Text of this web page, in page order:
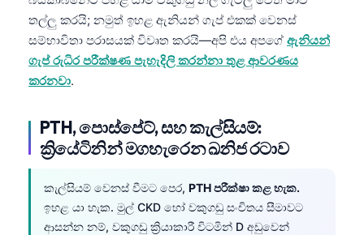
තල්ලු කරයි; නමුත් ඉහළ ඇනියන් ගැප් එකක් වෙනස්
සම්භාවිතා පරාසයක් විවෘත කරයි—අපි එය අපගේ ඇනියන්
ගැප් රුධිර පරීක්ෂණ පැහැදිලි කරන්නා තුළ ආවරණය
කරනවා.
PTH, පොස්පේට්, සහ කැල්සියම්:
ක්‍රියේටිනින් මගහැරෙන ඛනිජ රටාව
කැල්සියම් වෙනස් වීමට පෙර, PTH පරීක්ෂා කළ හැක.
ඉහළ යා හැක. මුල් CKD හෝ වකුගඩු සංචිතය සීමාවට
ආසන්න නම්, වකුගඩු ක්‍රියාකාරී විටමින් D අඩුවෙන්
Occitan
العربية المغربية
Afrikaans
Монгол
Basa Jawa
Cebuano
ئۇيغۇرچە